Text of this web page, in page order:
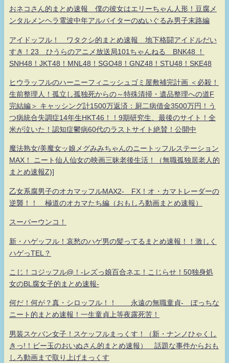
おネコさん的まとめ速報 僕の彼女はエリーちゃん人形！豆腐メ
ンタルメンヘラ電波中年アルバイターのぬいぐるみ男子末路編
アイドッフル！ ワタクシ的まとめ速報 地下格闘アイドルだい
すき！23 ひうらのアニメ放送局101ちゃんねる BNK48 ！
SNH48！JKT48！MNL48！SGO48！GNZ48！STU48！SKE48
ヒウラッフルのハーニーフィニッシュゴミ屋敷補完計画 ＜必殺！
生前整理人！孤立し孤独死からの～特殊清掃・遺品整理への道F
完結編＞ キャッシング計1500万返済：厨二病借金3500万円！う
つ病統合失調症14年生HKT46！！9期研究生、最後のサイト！全
米が泣いた！認知症鬱病60代のラストサイト絶賛！公開中
魔法熟女/美魔女ッ娘メグみみちゃんのニートッフルステーション
MAX！ ニート仙人仙女の映画三昧老後生活！（無職孤独居老人的
まとめ速報Z)]
乙女系腐男子のオカマッフルMAX2- FX！オ・カマトレーダーの
逆襲！！ 極道のオカマたち編（おもしろ動画まとめ速報）
スーパーウンコ！
新・ハゲッフル！哀愁のハゲ男の髪ってるまとめ速報！！激しく
ハゲっTEL？
こじ！コジッフル@！-レズっ娘百合ネエ！こじらせ！50独身処
女のBL腐女子的まとめ速報-
何だ！何が？真・シロッフル！！ 永遠の無職童貞- ぼっちな
ニート的まとめ速報！一生童貞上等夜露死苦！
男装スケバン女子！スケッフルまっくす！（新・ナンノひゃくし
きっ!！ビー玉のおいぬさん的まとめ速報） 話題な事件からおも
しろ動画まで取り上げまっくす